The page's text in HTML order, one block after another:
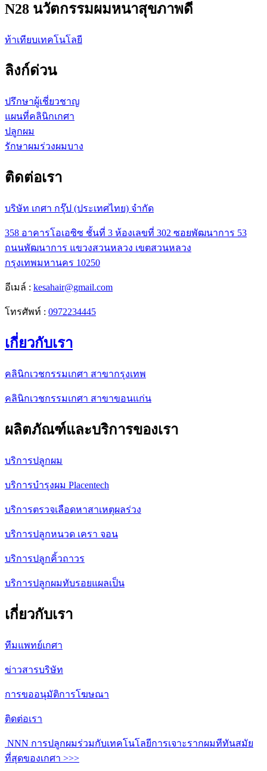
N28 นวัตกรรมผมหนาสุขภาพดี
ท้าเทียบเทคโนโลยี
ลิงก์ด่วน
ปรึกษาผู้เชี่ยวชาญ
แผนที่คลินิกเกศา
ปลูกผม
รักษาผมร่วงผมบาง
ติดต่อเรา
บริษัท เกศา กรุ๊ป (ประเทศไทย) จำกัด
358 อาคารโอเอซิซ ชั้นที่ 3 ห้องเลขที่ 302 ซอยพัฒนาการ 53
ถนนพัฒนาการ แขวงสวนหลวง เขตสวนหลวง
กรุงเทพมหานคร 10250
อีเมล์ : kesahair@gmail.com
โทรศัพท์ : 0972234445
เกี่ยวกับเรา
คลินิกเวชกรรมเกศา สาขากรุงเทพ
คลินิกเวชกรรมเกศา สาขาขอนแก่น
ผลิตภัณฑ์และบริการของเรา
บริการปลูกผม
บริการบำรุงผม Placentech
บริการตรวจเลือดหาสาเหตุผลร่วง
บริการปลูกหนวด เครา จอน
บริการปลูกคิ้วถาวร
บริการปลูกผมทับรอยแผลเป็น
เกี่ยวกับเรา
ทีมแพทย์เกศา
ข่าวสารบริษัท
การขออนุมัติการโฆษณา
ติดต่อเรา
NNN การปลูกผมร่วมกับเทคโนโลยีการเจาะรากผมทีทันสมัย
ที่สุดของเกศา >>>